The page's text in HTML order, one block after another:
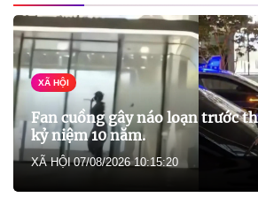
XÃ HỘI
Fan cuồng gây náo loạn trước
kỷ niệm 10 năm.
XÃ HỘI 07/08/2026 10:15:20